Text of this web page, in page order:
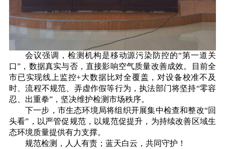
会议强调，检测机构是移动源污染防控的“第一道关
口”，数据真实与否，直接影响空气质量改善成效。目前全
市已实现线上监控+大数据比对全覆盖，对设备校准不及
时、流程不规范、弄虚作假等行为，执法部门将坚持“零容
忍、出重拳”，坚决维护检测市场秩序。
下一步，市生态环境局将组织开展集中检查和整改“回
头看”，以严管促规范，以规范促提升，为持续改善区域生
态环境质量提供有力支撑。
规范检测，人人有责；蓝天白云，共同守护！